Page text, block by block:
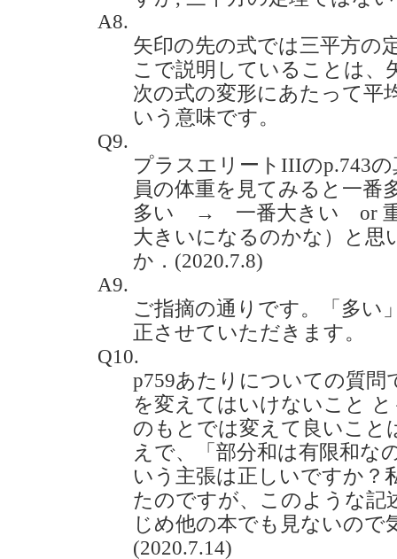
A8.
矢印の先の式では三平方の
こで説明していることは、
次の式の変形にあたって平
いう意味です。
Q9.
プラスエリートIIIのp.743
員の体重を見てみると一番
多い → 一番大きい or 重
大きいになるのかな）と思
か．(2020.7.8)
A9.
ご指摘の通りです。「多い
正させていただきます。
Q10.
p759あたりについての質問
を変えてはいけないこと
のもとでは変えて良いこと
えで、「部分和は有限和な
いう主張は正しいですか？
たのですが、このような記
じめ他の本でも見ないので
(2020.7.14)